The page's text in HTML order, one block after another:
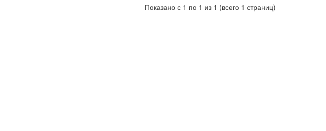
Показано с 1 по 1 из 1 (всего 1 страниц)